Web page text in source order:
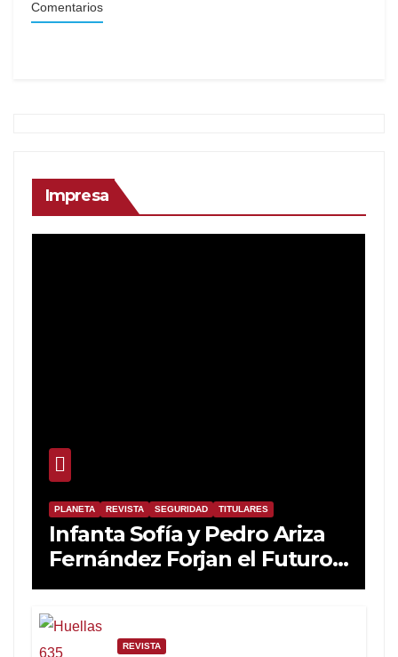
Comentarios
Impresa
PLANETA REVISTA SEGURIDAD TITULARES
Infanta Sofía y Pedro Ariza
Fernández Forjan el Futuro
de la Soberanía Real
REVISTA